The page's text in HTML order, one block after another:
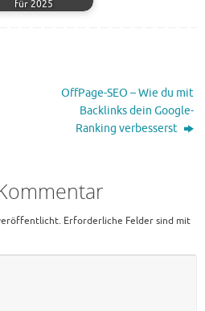
für 2025
OffPage-SEO – Wie du mit
Backlinks dein Google-
Ranking verbesserst
Erforderliche Felder sind mit